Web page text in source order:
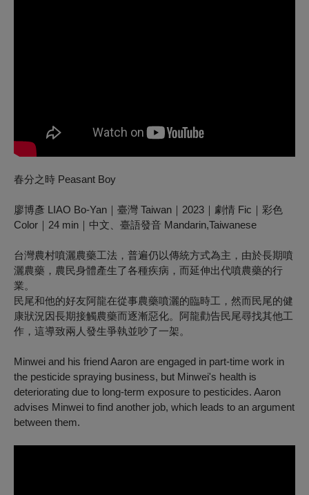
春分之時 Peasant Boy
廖博彥 LIAO Bo-Yan｜臺灣 Taiwan｜2023｜劇情 Fic｜彩色
Color｜24 min｜中文、臺語發音 Mandarin,Taiwanese
台灣農村噴灑農藥工法，普遍仍以傳統方式為主，由於長期噴
灑農藥，農民身體產生了各種疾病，而延伸出代噴農藥的行
業。
民尾和他的好友阿龍在從事農藥噴灑的臨時工，然而民尾的健
康狀況因長期接觸農藥而逐漸惡化。阿龍勸告民尾尋找其他工
作，這導致兩人發生爭執並吵了一架。
Minwei and his friend Aaron are engaged in part-time work in
the pesticide spraying business, but Minwei's health is
deteriorating due to long-term exposure to pesticides. Aaron
advises Minwei to find another job, which leads to an argument
between them.